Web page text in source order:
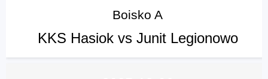
Boisko A
KKS Hasiok vs Junit Legionowo